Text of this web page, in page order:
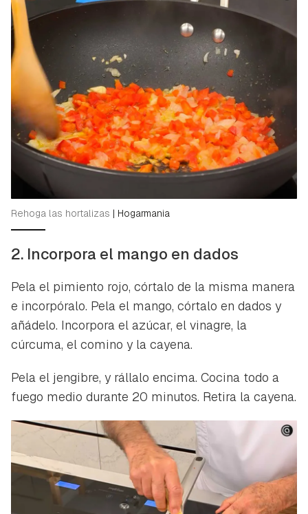
Rehoga las hortalizas | Hogarmania
2. Incorpora el mango en dados
Pela el pimiento rojo, córtalo de la misma manera
e incorpóralo. Pela el mango, córtalo en dados y
añádelo. Incorpora el azúcar, el vinagre, la
cúrcuma, el comino y la cayena.
Pela el jengibre, y rállalo encima. Cocina todo a
fuego medio durante 20 minutos. Retira la cayena.